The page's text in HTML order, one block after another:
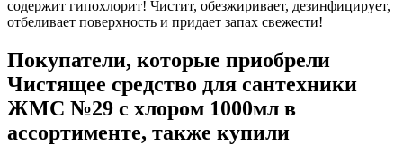
содержит гипохлорит! Чистит, обезжиривает, дезинфицирует,
отбеливает поверхность и придает запах свежести!
Покупатели, которые приобрели
Чистящее средство для сантехники
ЖМС №29 с хлором 1000мл в
ассортименте, также купили